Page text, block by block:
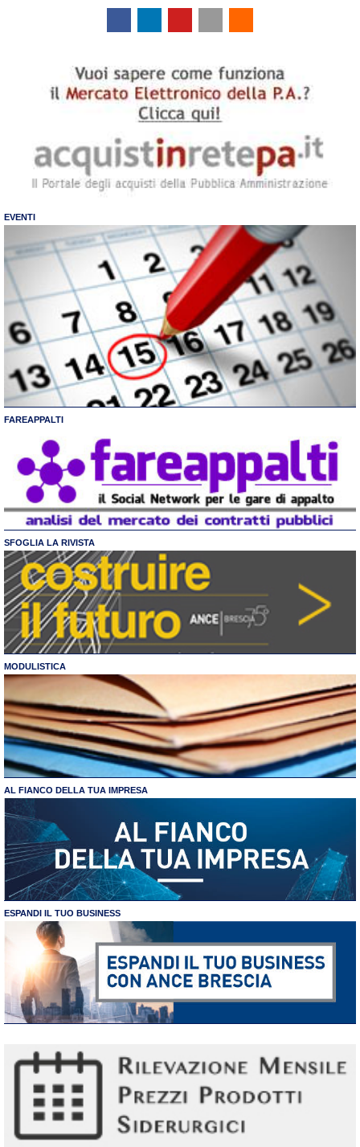
EVENTI
FAREAPPALTI
SFOGLIA LA RIVISTA
MODULISTICA
AL FIANCO DELLA TUA IMPRESA
ESPANDI IL TUO BUSINESS